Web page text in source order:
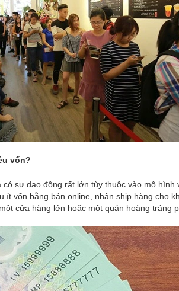
vốn?
sự dao động rất lớn tùy thuộc vào mô
ít vốn bằng bán online, nhận ship hàng cho
cửa hàng lớn hoặc một quán hoàng tráng